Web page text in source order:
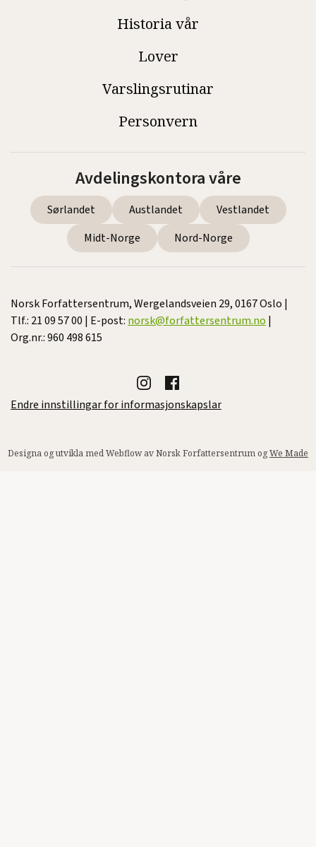
Historia vår
Lover
Varslingsrutinar
Personvern
Avdelingskontora våre
Sørlandet Austlandet
Vestlandet
Midt-Norge
Nord-Norge
Norsk Forfattersentrum, Wergelandsveien 29, 0167 Oslo |
Tlf.: 21 09 57 00 | E-post: norsk@forfattersentrum.no |
Org.nr.: 960 498 615
Endre innstillingar for informasjonskapslar
Designa og utvikla med Webflow av Norsk Forfattersentrum ogWe Made